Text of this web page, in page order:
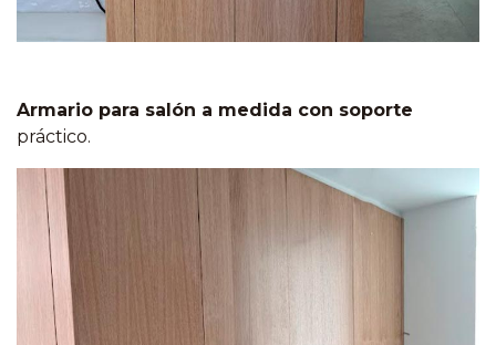
Armario para salón a medida con soporte
práctico.